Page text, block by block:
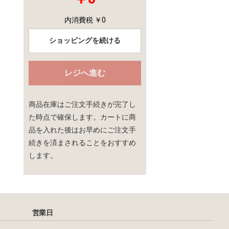
内消費税 ￥0
ショッピングを続ける
レジへ進む
商品在庫はご注文手続きが完了し
た時点で確保します。カートに商
品を入れた後はお早めにご注文手
続きを済まされることをおすすめ
します。
営業日